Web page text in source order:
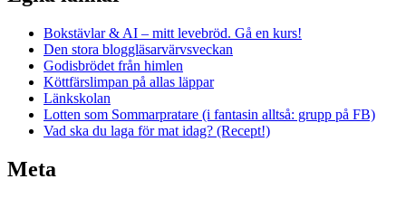
Bokstävlar & AI – mitt levebröd. Gå en kurs!
Den stora bloggläsarvärvsveckan
Godisbrödet från himlen
Köttfärslimpan på allas läppar
Länkskolan
Lotten som Sommarpratare (i fantasin alltså: grupp på FB)
Vad ska du laga för mat idag? (Recept!)
Meta